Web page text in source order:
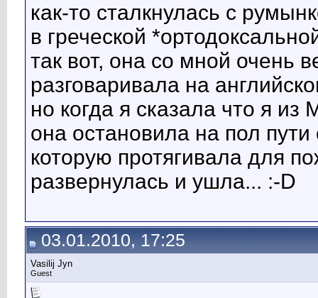
как-то сталкнулась с
в греческой
так вот, она со мной очень
разговаривала на
но когда я сказала что я
она остановила на пол пути
которую протягивала для
развернулась и ушла... :-D
03.01.2010, 17:25
Vasilij Jyn
Guest